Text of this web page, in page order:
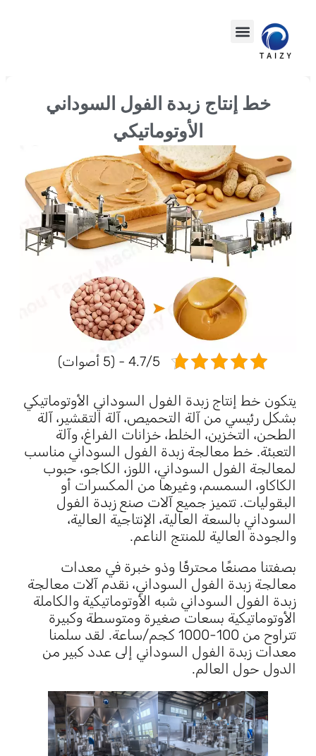
خط إنتاج زبدة الفول السوداني
الأوتوماتيكي
4.7/5 - (5 أصوات)
يتكون خط إنتاج زبدة الفول السوداني الأوتوماتيكي
بشكل رئيسي من آلة التحميص، آلة التقشير، آلة
الطحن، التخزين، الخلط، خزانات الفراغ، وآلة
التعبئة. خط معالجة زبدة الفول السوداني مناسب
لمعالجة الفول السوداني، اللوز، الكاجو، حبوب
الكاكاو، السمسم، وغيرها من المكسرات أو
البقوليات. تتميز جميع آلات صنع زبدة الفول
السوداني بالسعة العالية، الإنتاجية العالية،
والجودة العالية للمنتج الناعم.
بصفتنا مصنعًا محترفًا وذو خبرة في معدات
معالجة زبدة الفول السوداني، نقدم آلات معالجة
زبدة الفول السوداني شبه الأوتوماتيكية والكاملة
الأوتوماتيكية بسعات صغيرة ومتوسطة وكبيرة
تتراوح من 100-1000 كجم/ساعة. لقد سلمنا
معدات زبدة الفول السوداني إلى عدد كبير من
الدول حول العالم.